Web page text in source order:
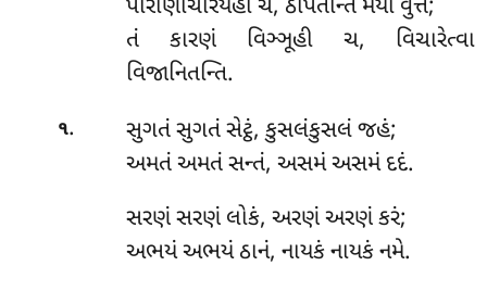
પોરાણાચરિયેહી ચ, ઠપિતન્તિ મયા વુત્તં;
તં કારણં વિઞ્ઞૂહી ચ, વિચારેત્વા
વિજાનિતન્તિ.
૧.
સુગતં સુગતં સેટ્ઠં, કુસલંકુસલં જહં;
અમતં અમતં સન્તં, અસમં અસમં દદં.
સરણં સરણં લોકં, અરણં અરણં કરં;
અભયં અભયં ઠાનં, નાયકં નાયકં નમે.